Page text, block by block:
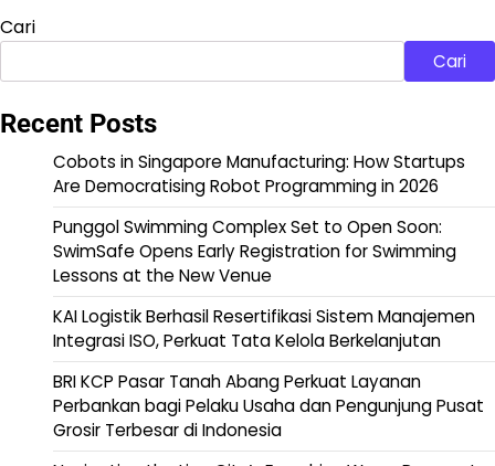
Cari
Cari
Recent Posts
Cobots in Singapore Manufacturing: How Startups
Are Democratising Robot Programming in 2026
Punggol Swimming Complex Set to Open Soon:
SwimSafe Opens Early Registration for Swimming
Lessons at the New Venue
KAI Logistik Berhasil Resertifikasi Sistem Manajemen
Integrasi ISO, Perkuat Tata Kelola Berkelanjutan
BRI KCP Pasar Tanah Abang Perkuat Layanan
Perbankan bagi Pelaku Usaha dan Pengunjung Pusat
Grosir Terbesar di Indonesia